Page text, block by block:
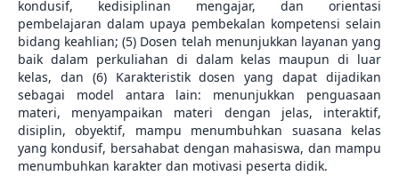
kondusif, kedisiplinan mengajar, dan orientasi
pembelajaran dalam upaya pembekalan kompetensi selain
bidang keahlian; (5) Dosen telah menunjukkan layanan yang
baik dalam perkuliahan di dalam kelas maupun di luar
kelas, dan (6) Karakteristik dosen yang dapat dijadikan
sebagai model antara lain: menunjukkan penguasaan
materi, menyampaikan materi dengan jelas, interaktif,
disiplin, obyektif, mampu menumbuhkan suasana kelas
yang kondusif, bersahabat dengan mahasiswa, dan mampu
menumbuhkan karakter dan motivasi peserta didik.